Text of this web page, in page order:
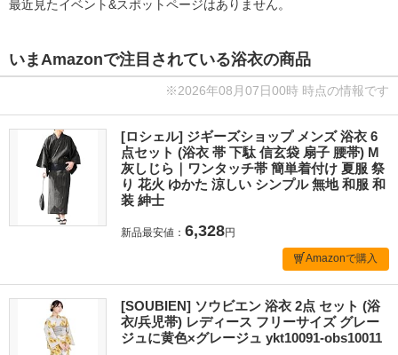
最近見たイベント&スポットページはありません。
いまAmazonで注目されている浴衣の商品
※2026年08月07日00時 時点の情報です
[ロシェル] ジギーズショップ メンズ 浴衣 6
点セット (浴衣 帯 下駄 信玄袋 扇子 腰帯) M
灰しじら｜ワンタッチ帯 簡単着付け 夏服 祭
り 花火 ゆかた 涼しい シンプル 無地 和服 和
装 紳士
新品最安値： 6,328円
Amazonで購入
[SOUBIEN] ソウビエン 浴衣 2点 セット (浴
衣/兵児帯) レディース フリーサイズ グレー
ジュに黄色×グレージュ ykt10091-obs10011